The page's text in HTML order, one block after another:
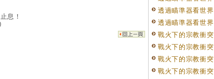
息！
透過瞄準器看世界
透過瞄準器看世界
戰火下的宗教衝突
戰火下的宗教衝突
戰火下的宗教衝突
戰火下的宗教衝突